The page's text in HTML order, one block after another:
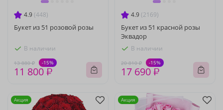
4.9 (448)
Букет из 51 розовой розы
В наличии
13 880 ₽ -15%
11 800 ₽
4.9 (2169)
Букет из 51 красной розы
Эквадор
В наличии
20 810 ₽ -15%
17 690 ₽
Акция Акция